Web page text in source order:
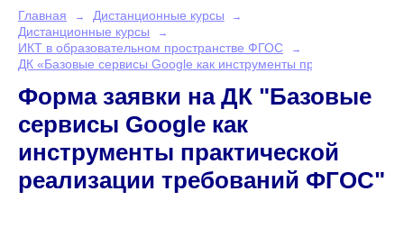
Главная → Дистанционные курсы →
Дистанционные курсы →
ИКТ в образовательном пространстве ФГОС →
ДК «Базовые сервисы Google как инструменты практической
Форма заявки на ДК "Базовые
сервисы Google как
инструменты практической
реализации требований ФГОС"